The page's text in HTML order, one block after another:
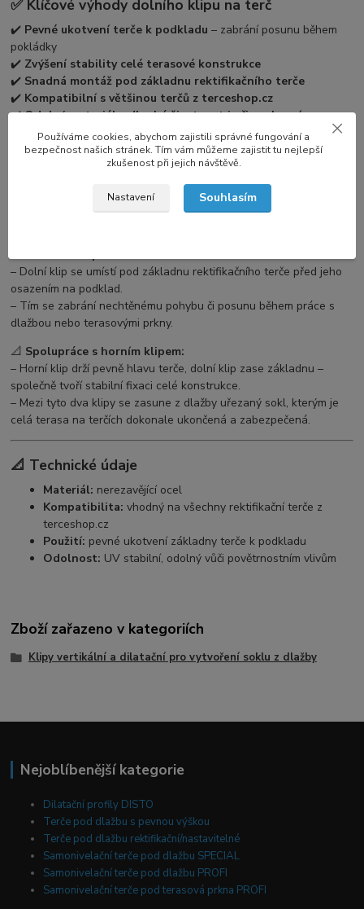
✅ Klíčové výhody dolního klipu na terč
✔️ Pevné ukotvení terče k podkladu – zabrání posunu během
pokládky
✔️ Zvýšení stability celé terasové konstrukce
✔️ Snadná montáž pod základnu rektifikačního terče
✔️ Kompatibilní s většinou terčů z terceshop.cz
✔️Odolný materiál – dlouhá životnost i při venkovním
použití
Důležité upozornění:klipy samostatně neprodáváme, pouze
jako doplněk k terčům zakoupeným zde na terceshop.cz.
– Dolní klip se umístí pod základnu rektifikačního terče před jeho
osazením na podklad.
– Tím se zabrání nechtěnému pohybu či posunu během práce s
dlažbou nebo terasovými prkny.
📐 Spolupráce s horním klipem:
– Horní klip drží pevně hlavu terče, dolní klip zase základnu –
společně tvoří stabilní fixaci celé konstrukce.
– Mezi tyto dva klipy se zasune z dlažby uřezaný sokl, kterým je
celá terasa na terčích dokonale ukončená a zabezpečená.
📐 Technické údaje
Materiál: nerezavějící ocel
Kompatibilita: vhodný na všechny rektifikační terče z
terceshop.cz
Použití: pevné ukotvení základny terče k podkladu
Odolnost: UV stabilní, odolný vůči povětrnostním vlivům
Zboží zařazeno v kategoriích
Klipy vertikální a dilatační pro vytvoření soklu z dlažby
Nejoblíbenější kategorie
Dilatační profily DISTO
Terče pod dlažbu s pevnou výškou
Terče pod dlažbu rektifikační/nastavitelné
Samonivelační terče pod dlažbu SPECIAL
Samonivelační terče pod dlažbu PROFI
Samonivelační terče pod terasová prkna PROFI
Používáme cookies, abychom zajistili správné fungování a
bezpečnost našich stránek. Tím vám můžeme zajistit tu nejlepší
zkušenost při jejich návštěvě.
Nastavení Souhlasím